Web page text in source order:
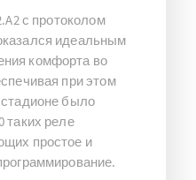
с протоколом
идеальным
комфорта во
при этом
было
таких реле
простое и